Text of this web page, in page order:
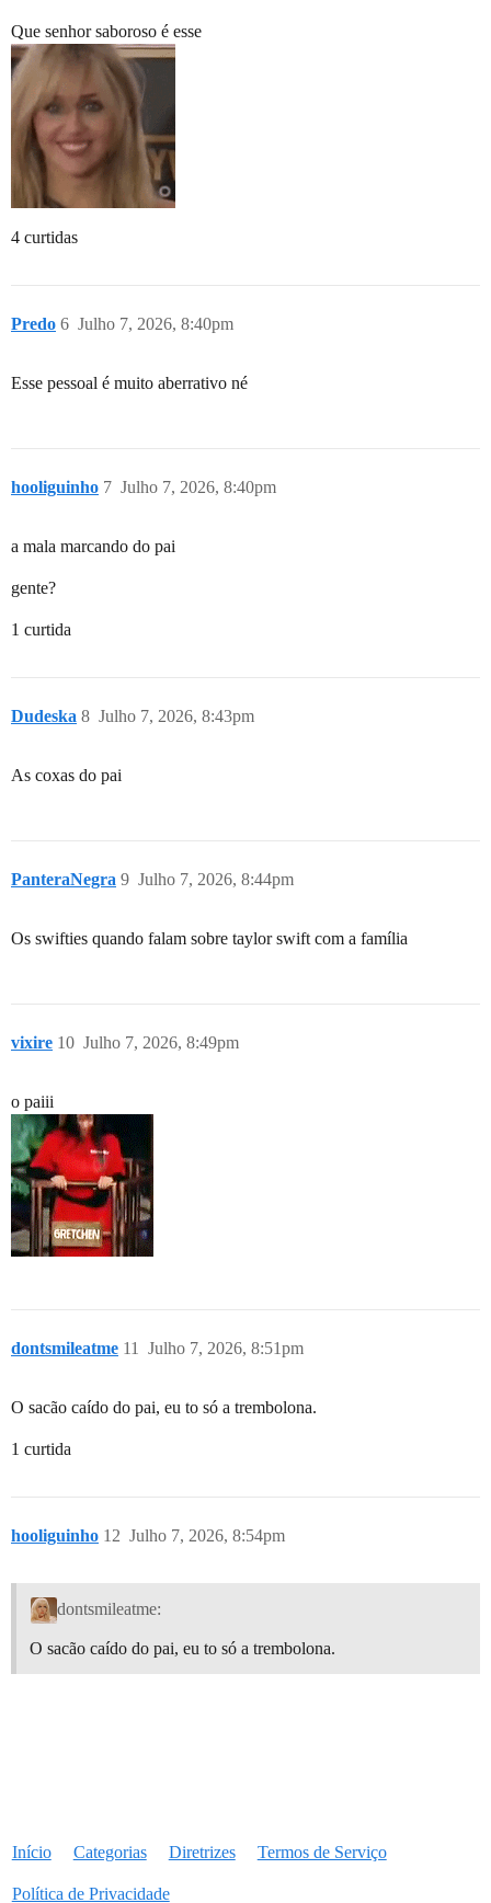
Que senhor saboroso é esse
4 curtidas
Predo Julho 7, 2026, 8:40pm
6
Esse pessoal é muito aberrativo né
hooliguinho Julho 7, 2026, 8:40pm
7
a mala marcando do pai
gente?
1 curtida
Dudeska Julho 7, 2026, 8:43pm
8
As coxas do pai
PanteraNegra Julho 7, 2026, 8:44pm
9
Os swifties quando falam sobre taylor swift com a família
vixire Julho 7, 2026, 8:49pm
10
o paiii
dontsmileatme Julho 7, 2026, 8:51pm
11
O sacão caído do pai, eu to só a trembolona.
1 curtida
hooliguinho Julho 7, 2026, 8:54pm
12
dontsmileatme:
O sacão caído do pai, eu to só a trembolona.
Início Categorias Diretrizes Termos de Serviço
Política de Privacidade